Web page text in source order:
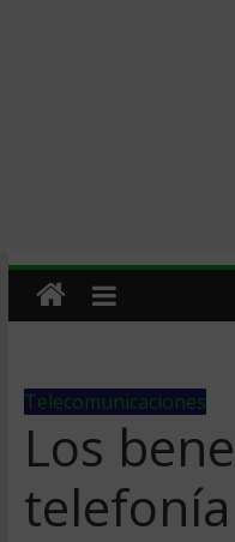
Telecomunicaciones
Los